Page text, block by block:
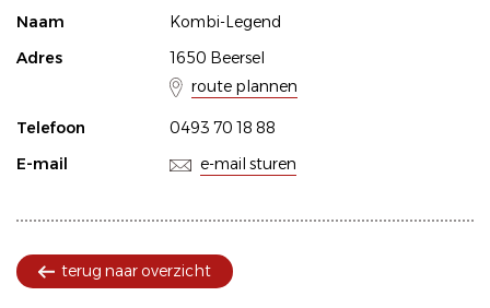
Naam
Kombi-Legend
Adres
1650 Beersel
route plannen
Telefoon
0493 70 18 88
E-mail
e-mail sturen
terug naar overzicht